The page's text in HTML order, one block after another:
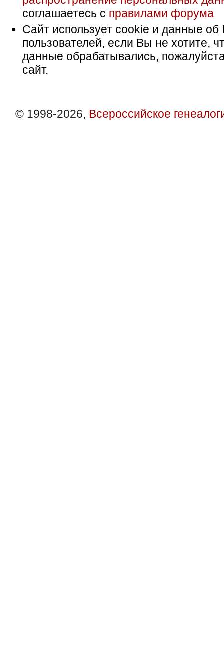
соглашаетесь с правилами форума
Сайт использует cookie и данные об
пользователей, если Вы не хотите,
данные обрабатывались,
сайт.
© 1998-2026, Всероссийское